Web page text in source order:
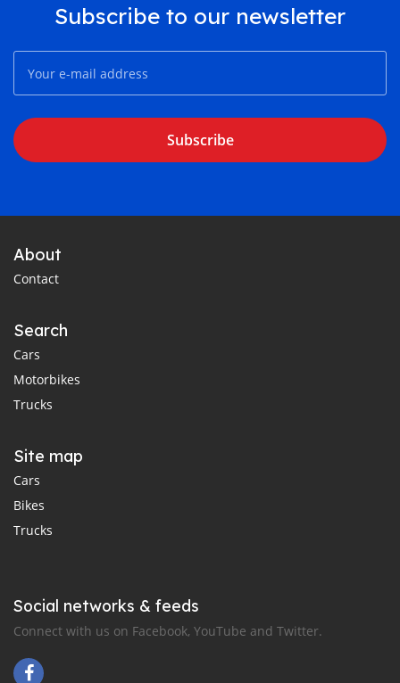
Subscribe to our newsletter
Subscribe
About
Contact
Search
Cars
Motorbikes
Trucks
Site map
Cars
Bikes
Trucks
Social networks & feeds
Connect with us on Facebook, YouTube and Twitter.